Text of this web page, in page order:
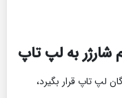
شارژر به لپ تاپ
لپ تاپ قرار بگیرد،